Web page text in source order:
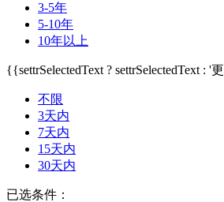
3-5年
5-10年
10年以上
{{settrSelectedText ? settrSelectedText : '
不限
3天内
7天内
15天内
30天内
已选条件：